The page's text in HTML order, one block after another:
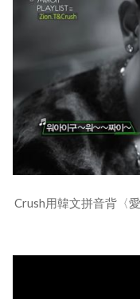
Crush用韓文拼音背〈